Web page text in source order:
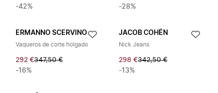
-42%
-28%
ERMANNO SCERVINO
Vaqueros de corte holgado
292 €347,50 €
-16%
JACOB COHËN
Nick Jeans
298 €342,50 €
-13%